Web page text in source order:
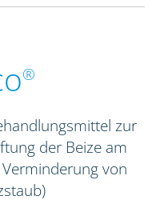
®
zur
der Beize am
von